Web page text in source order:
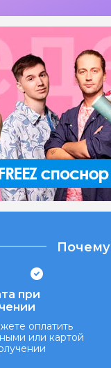
Почему
при
оплатить
или картой